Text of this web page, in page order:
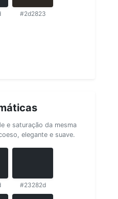
#2d2823
e saturação da mesma
elegante e suave.
#23282d